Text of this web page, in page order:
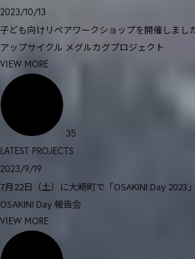
2023/10/13
子ども向けリペアワークショップを開催しまし
アップサイクル メグルカグプロジェクト
VIEW MORE
35
LATEST PROJECTS
2023/9/19
7月22日（土）に大崎町で「OSAKINI Day 2023
OSAKINI Day報告会
VIEW MORE